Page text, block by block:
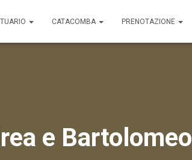
CATACOMBA PRENOTAZIONE
e Bartolomeo